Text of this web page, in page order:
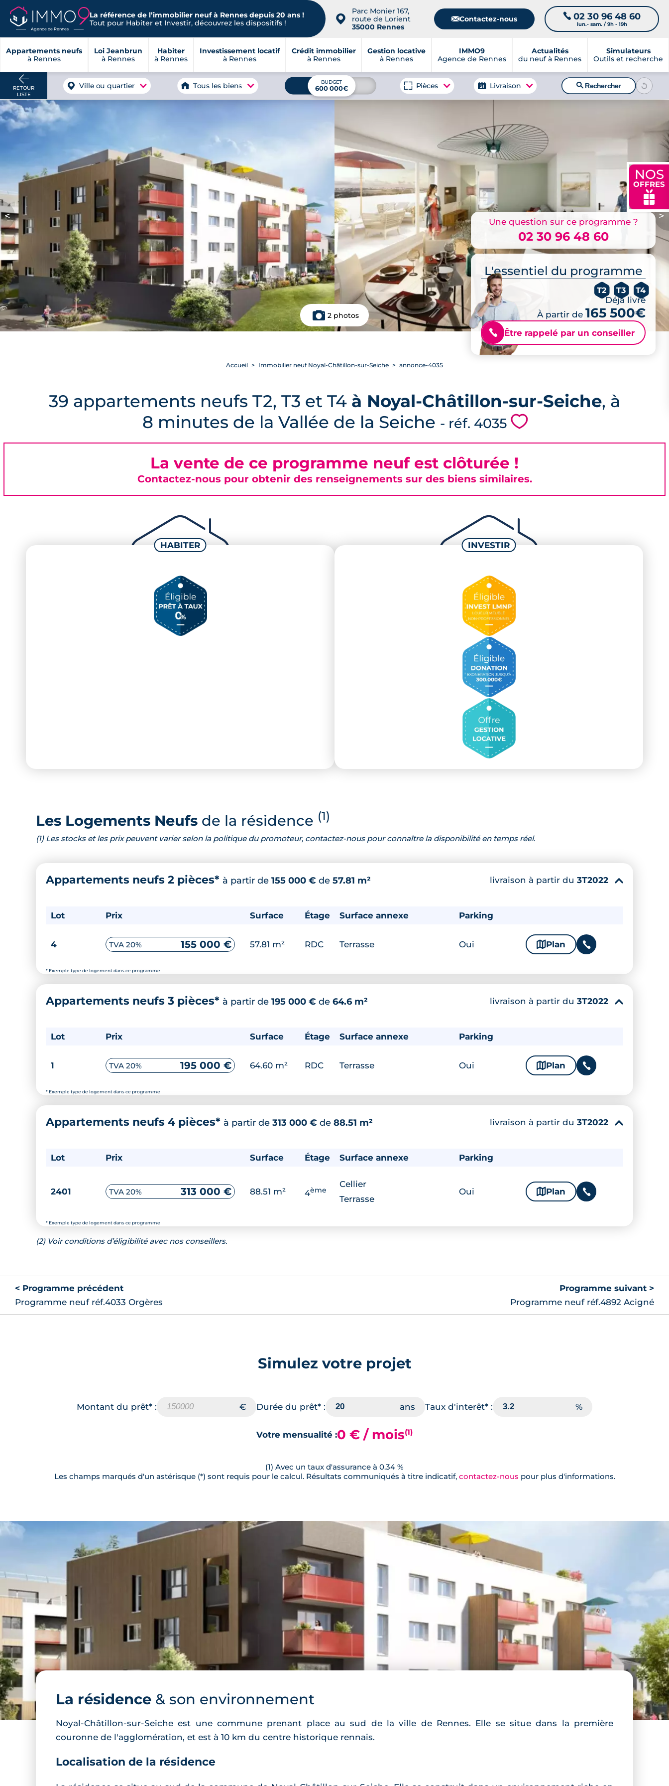
Agence de Rennes
La référence de l’immobilier neuf à Rennes depuis 20 ans !
Tout pour Habiter et Investir, découvrez les dispositifs !
📍
Parc Monier 167,
route de Lorient
35000 Rennes
📧Contactez-nous 📞 02 30 96 48 60
lun.- sam. / 9h - 19h
Appartements neufs
à Rennes
Loi Jeanbrun
à Rennes
Habiter
à Rennes
Investissement locatif
à Rennes
Crédit immobilier
à Rennes
Gestion locative
à Rennes
IMMO9
Agence de Rennes
Actualités
du neuf à Rennes
Simulateurs
Outils et recherche
NOS
OFFRES
🎁
RETOUR
LISTE
Ville ou quartier Tous les biens BUDGET
600 000€ Pièces Livraison 🔍Rechercher
< >
2 photos
Une question sur ce programme ?
02 30 96 48 60
L'essentiel du programme
T2 T3 T4
Déjà livré
À partir de 165 500€
📞 Être rappelé par un conseiller
Accueil Immobilier neuf Noyal-Châtillon-sur-Seiche annonce-4035
39 appartements neufs T2, T3 et T4 à Noyal-Châtillon-sur-Seiche, à
8 minutes de la Vallée de la Seiche - réf. 4035 💗
La vente de ce programme neuf est clôturée !
Contactez-nous pour obtenir des renseignements sur des biens similaires.
Les Logements Neufs de la résidence (1)
(1) Les stocks et les prix peuvent varier selon la politique du promoteur, contactez-nous pour connaître la disponibilité en temps réel.
Appartements neufs 2 pièces* à partir de 155 000 € de 57.81 m²
* Exemple type de logement dans ce programme
livraison à partir du 3T2022 ▾
Lot Prix Surface Étage Surface annexe Parking
4 TVA 20% 155 000 € 57.81 m² RDC Terrasse Oui 🗞 Plan 📞
Appartements neufs 3 pièces* à partir de 195 000 € de 64.6 m²
* Exemple type de logement dans ce programme
livraison à partir du 3T2022 ▾
Lot Prix Surface Étage Surface annexe Parking
1 TVA 20% 195 000 € 64.60 m² RDC Terrasse Oui 🗞 Plan 📞
Appartements neufs 4 pièces* à partir de 313 000 € de 88.51 m²
* Exemple type de logement dans ce programme
livraison à partir du 3T2022 ▾
Lot Prix Surface Étage Surface annexe Parking
2401 TVA 20% 313 000 € 88.51 m² 4ème
Cellier
Terrasse
Oui 🗞 Plan 📞
(2) Voir conditions d’éligibilité avec nos conseillers.
< Programme précédent
Programme neuf réf.4033 Orgères
Programme suivant >
Programme neuf réf.4892 Acigné
Simulez votre projet
Montant du prêt* : Durée du prêt* : Taux d'interêt* :
Votre mensualité :0 € / mois(1)
(1) Avec un taux d'assurance à 0.34 %
Les champs marqués d'un astérisque (*) sont requis pour le calcul. Résultats communiqués à titre indicatif, contactez-nous pour plus d'informations.
La résidence & son environnement
Noyal-Châtillon-sur-Seiche est une commune prenant place au sud de la ville de Rennes. Elle se situe dans la première
couronne de l'agglomération, et est à 10 km du centre historique rennais.
Localisation de la résidence